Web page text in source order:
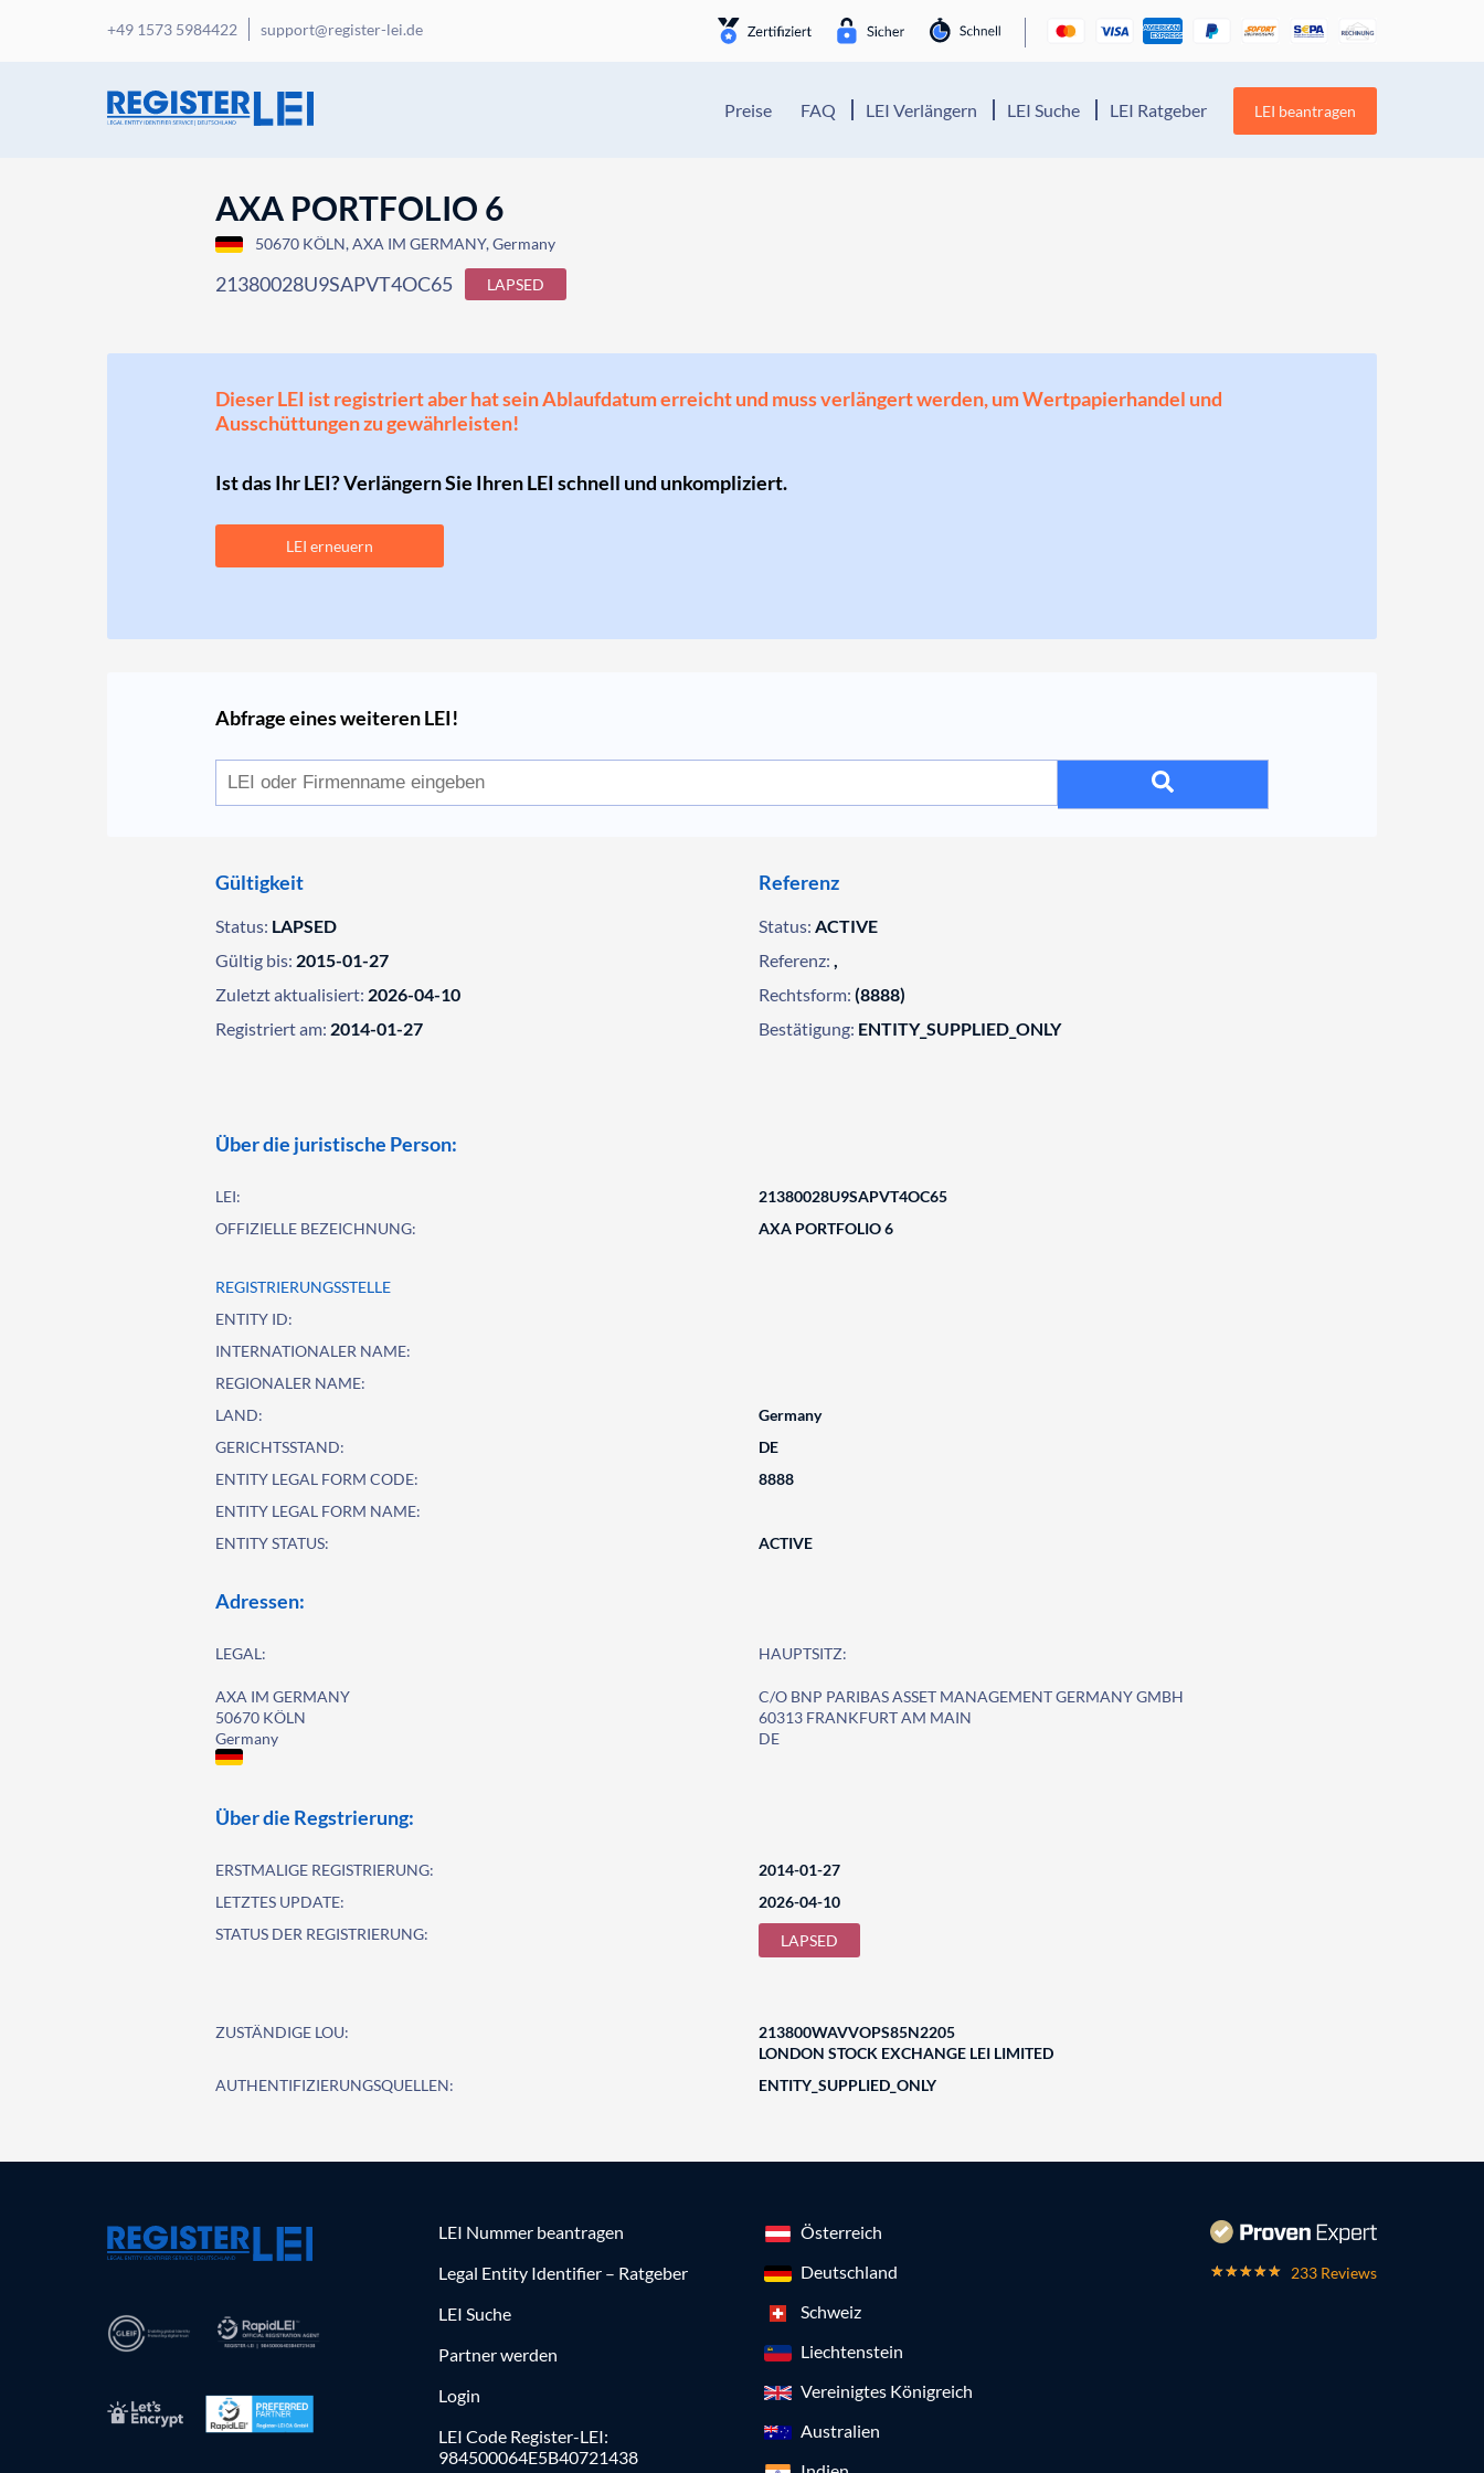
+49 1573 5984422 support@register-lei.de
Preise FAQ LEI Verlängern LEI Suche LEI Ratgeber LEI beantragen
AXA PORTFOLIO 6
50670 KÖLN, AXA IM GERMANY, Germany
21380028U9SAPVT4OC65 LAPSED
Dieser LEI ist registriert aber hat sein Ablaufdatum erreicht und muss verlängert werden, um Wertpapierhandel und
Ausschüttungen zu gewährleisten!
Ist das Ihr LEI? Verlängern Sie Ihren LEI schnell und unkompliziert.
LEI erneuern
Abfrage eines weiteren LEI!
Gültigkeit
Status: LAPSED
Gültig bis: 2015-01-27
Zuletzt aktualisiert: 2026-04-10
Registriert am: 2014-01-27
Referenz
Status: ACTIVE
Referenz: ,
Rechtsform: (8888)
Bestätigung: ENTITY_SUPPLIED_ONLY
Über die juristische Person:
LEI:
21380028U9SAPVT4OC65
OFFIZIELLE BEZEICHNUNG:
AXA PORTFOLIO 6
REGISTRIERUNGSSTELLE
ENTITY ID:
INTERNATIONALER NAME:
REGIONALER NAME:
LAND:
Germany
GERICHTSSTAND:
DE
ENTITY LEGAL FORM CODE:
8888
ENTITY LEGAL FORM NAME:
ENTITY STATUS:
ACTIVE
Adressen:
LEGAL:
AXA IM GERMANY
50670 KÖLN
Germany
HAUPTSITZ:
C/O BNP PARIBAS ASSET MANAGEMENT GERMANY GMBH
60313 FRANKFURT AM MAIN
DE
Über die Regstrierung:
ERSTMALIGE REGISTRIERUNG:
2014-01-27
LETZTES UPDATE:
2026-04-10
STATUS DER REGISTRIERUNG:
LAPSED
ZUSTÄNDIGE LOU:
213800WAVVOPS85N2205
LONDON STOCK EXCHANGE LEI LIMITED
AUTHENTIFIZIERUNGSQUELLEN:
ENTITY_SUPPLIED_ONLY
LEI Nummer beantragen
Legal Entity Identifier – Ratgeber
LEI Suche
Partner werden
Login
LEI Code Register-LEI:
984500064E5B40721438
Österreich
Deutschland
Schweiz
Liechtenstein
Vereinigtes Königreich
Australien
233 Reviews